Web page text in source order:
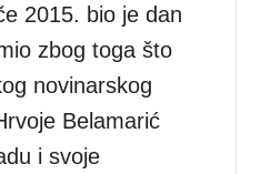
2015. bio je dan
zbog toga što
novinarskog
Belamarić
i svoje